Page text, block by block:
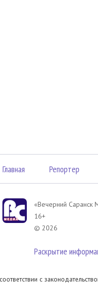
Главная Репортер
«Вечерний Саранск
16+
© 2026
Раскрытие
с